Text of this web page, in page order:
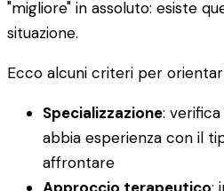
"migliore" in assoluto: esiste
situazione.
Ecco alcuni criteri per
Specializzazione:
abbia esperienza con il
affrontare
Approccio terapeutico: